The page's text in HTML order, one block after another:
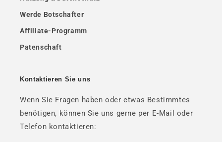
Werde Botschafter
Affiliate-Programm
Patenschaft
Kontaktieren Sie uns
Wenn Sie Fragen haben oder etwas Bestimmtes
benötigen, können Sie uns gerne per E-Mail oder
Telefon kontaktieren: